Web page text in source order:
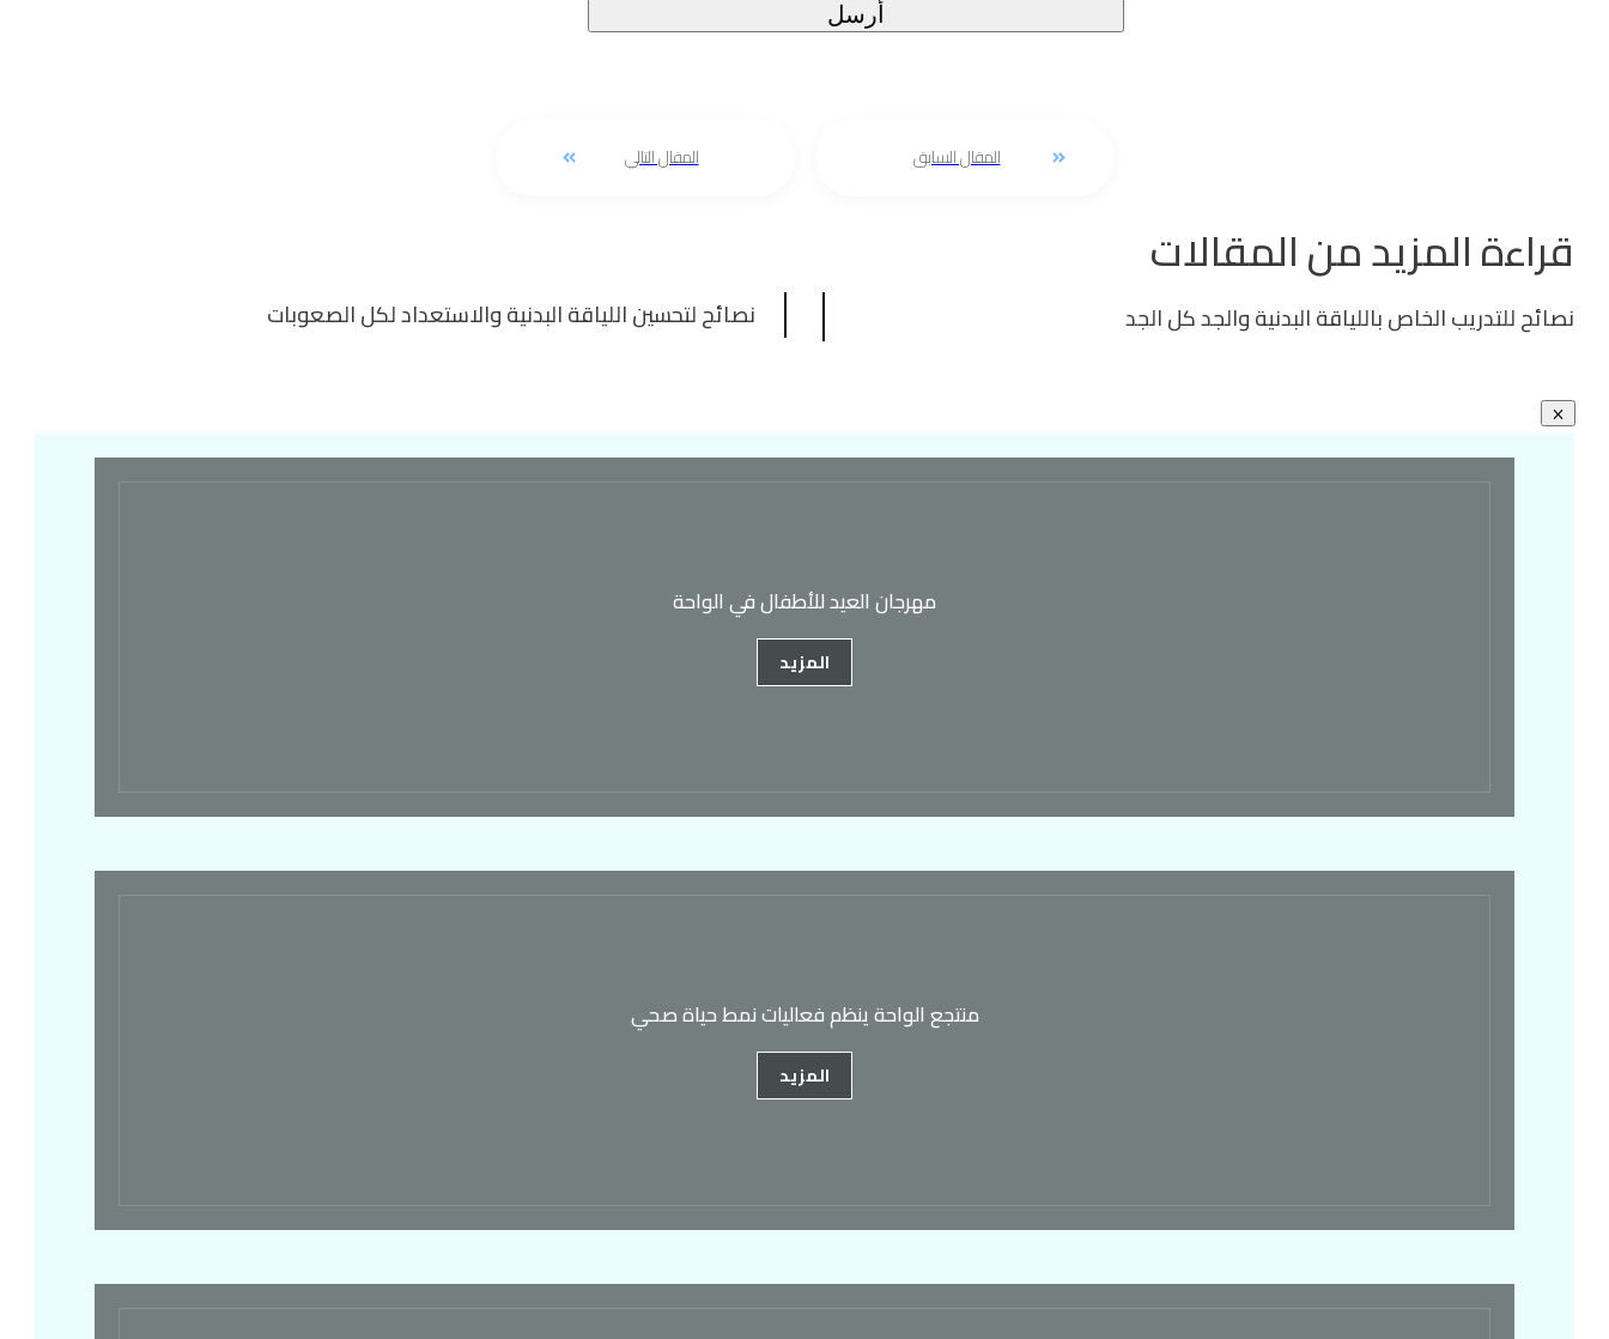
أرسل
المقال السابق المقال التالي
قراءة المزيد من المقالات
نصائح للتدريب الخاص باللياقة البدنية والجد كل الجد نصائح لتحسين اللياقة البدنية والاستعداد لكل الصعوبات
مهرجان العيد للأطفال في الواحة
المزيد
منتجع الواحة ينظم فعاليات نمط حياة صحي
المزيد